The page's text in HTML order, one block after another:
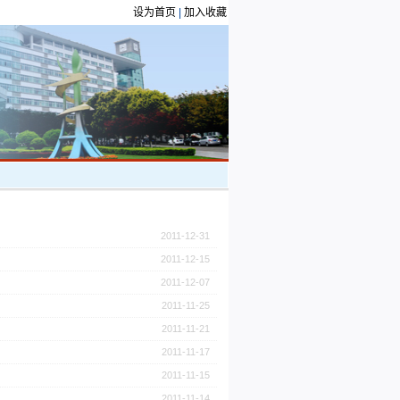
设为首页 加入收藏
2011-12-31
2011-12-15
2011-12-07
2011-11-25
2011-11-21
2011-11-17
2011-11-15